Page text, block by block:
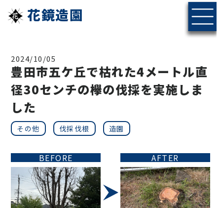
花鏡造園
2024/10/05
豊田市五ケ丘で枯れた4メートル直
径30センチの欅の伐採を実施しま
した
その他 伐採伐根 造園
BEFORE AFTER